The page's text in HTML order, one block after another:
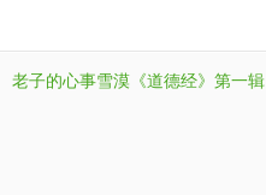
老子的心事雪漠《道德经》第一辑